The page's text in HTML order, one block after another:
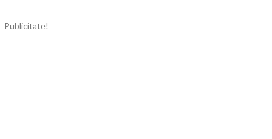
Publicitate!